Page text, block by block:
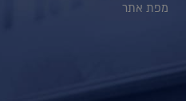
מפת אתר